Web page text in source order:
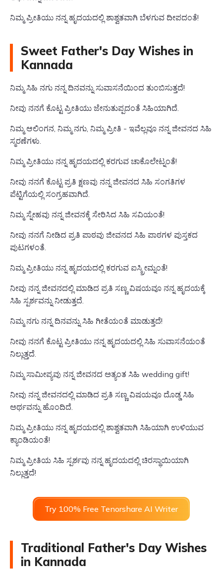
ನಿಮ್ಮ ಪ್ರೀತಿಯು ನನ್ನ ಹೃದಯದಲ್ಲಿ ಶಾಶ್ವತವಾಗಿ ಬೆಳಗುವ ದೀಪದಂತೆ!
Sweet Father's Day Wishes in
Kannada
ನಿಮ್ಮ ಸಿಹಿ ನಗು ನನ್ನ ದಿನವನ್ನು ಸುವಾಸನೆಯಿಂದ ತುಂಬಿಸುತ್ತದೆ!
ನೀವು ನನಗೆ ಕೊಟ್ಟ ಪ್ರೀತಿಯು ಜೇನುತುಪ್ಪದಂತೆ ಸಿಹಿಯಾಗಿದೆ.
ನಿಮ್ಮ ಆಲಿಂಗನ, ನಿಮ್ಮ ನಗು, ನಿಮ್ಮ ಪ್ರೀತಿ - ಇವೆಲ್ಲವೂ ನನ್ನ ಜೀವನದ ಸಿಹಿ
ಸ್ಮರಣೆಗಳು.
ನಿಮ್ಮ ಪ್ರೀತಿಯು ನನ್ನ ಹೃದಯದಲ್ಲಿ ಕರಗುವ ಚಾಕೊಲೇಟ್ನಂತೆ!
ನೀವು ನನಗೆ ಕೊಟ್ಟ ಪ್ರತಿ ಕ್ಷಣವು ನನ್ನ ಜೀವನದ ಸಿಹಿ ಸಂಗತಿಗಳ
ಪೆಟ್ಟಿಗೆಯಲ್ಲಿ ಸಂಗ್ರಹವಾಗಿದೆ.
ನಿಮ್ಮ ಸ್ನೇಹವು ನನ್ನ ಜೀವನಕ್ಕೆ ಸೇರಿಸಿದ ಸಿಹಿ ಸವಿಯಂತೆ!
ನೀವು ನನಗೆ ನೀಡಿದ ಪ್ರತಿ ಪಾಠವು ಜೀವನದ ಸಿಹಿ ಪಾಠಗಳ ಪುಸ್ತಕದ
ಪುಟಗಳಂತೆ.
ನಿಮ್ಮ ಪ್ರೀತಿಯು ನನ್ನ ಹೃದಯದಲ್ಲಿ ಕರಗುವ ಐಸ್ಕ್ರೀಮ್ನಂತೆ!
ನೀವು ನನ್ನ ಜೀವನದಲ್ಲಿ ಮಾಡಿದ ಪ್ರತಿ ಸಣ್ಣ ವಿಷಯವೂ ನನ್ನ ಹೃದಯಕ್ಕೆ
ಸಿಹಿ ಸ್ಪರ್ಶವನ್ನು ನೀಡುತ್ತದೆ.
ನಿಮ್ಮ ನಗು ನನ್ನ ದಿನವನ್ನು ಸಿಹಿ ಗೀತೆಯಂತೆ ಮಾಡುತ್ತದೆ!
ನೀವು ನನಗೆ ಕೊಟ್ಟ ಪ್ರೀತಿಯು ನನ್ನ ಹೃದಯದಲ್ಲಿ ಸಿಹಿ ಸುವಾಸನೆಯಂತೆ
ನಿಲ್ಲುತ್ತದೆ.
ನಿಮ್ಮ ಸಾಮೀಪ್ಯವು ನನ್ನ ಜೀವನದ ಅತ್ಯಂತ ಸಿಹಿ wedding gift!
ನೀವು ನನ್ನ ಜೀವನದಲ್ಲಿ ಮಾಡಿದ ಪ್ರತಿ ಸಣ್ಣ ವಿಷಯವೂ ದೊಡ್ಡ ಸಿಹಿ
ಅರ್ಥವನ್ನು ಹೊಂದಿದೆ.
ನಿಮ್ಮ ಪ್ರೀತಿಯು ನನ್ನ ಹೃದಯದಲ್ಲಿ ಶಾಶ್ವತವಾಗಿ ಸಿಹಿಯಾಗಿ ಉಳಿಯುವ
ಕ್ಯಾಂಡಿಯಂತೆ!
ನಿಮ್ಮ ಪ್ರೀತಿಯ ಸಿಹಿ ಸ್ಪರ್ಶವು ನನ್ನ ಹೃದಯದಲ್ಲಿ ಚಿರಸ್ಥಾಯಿಯಾಗಿ
ನಿಲ್ಲುತ್ತದೆ!
Try 100% Free Tenorshare AI Writer
Traditional Father's Day Wishes
in Kannada